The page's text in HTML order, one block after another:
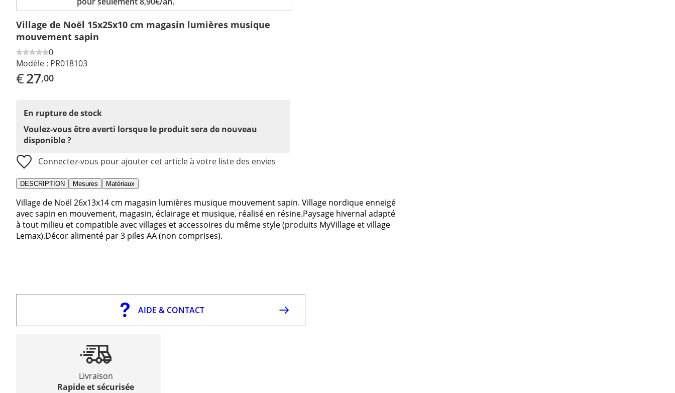
Village de Noël 15x25x10 cm magasin lumières musique
mouvement sapin
0
Modèle : PR018103
€27,00
En rupture de stock
Voulez-vous être averti lorsque le produit sera de nouveau
disponible ?
Connectez-vous pour ajouter cet article à votre liste des envies
DESCRIPTION Mesures Matériaux
Village de Noël 26x13x14 cm magasin lumières musique mouvement sapin. Village nordique enneigé
avec sapin en mouvement, magasin, éclairage et musique, réalisé en résine.Paysage hivernal adapté
à tout milieu et compatible avec villages et accessoires du même style (produits MyVillage et village
Lemax).Décor alimenté par 3 piles AA (non comprises).
AIDE & CONTACT
Livraison
Rapide et sécurisée